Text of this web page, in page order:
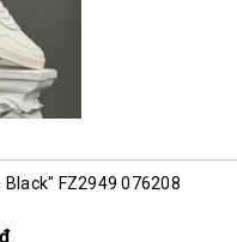
FZ2949 076208